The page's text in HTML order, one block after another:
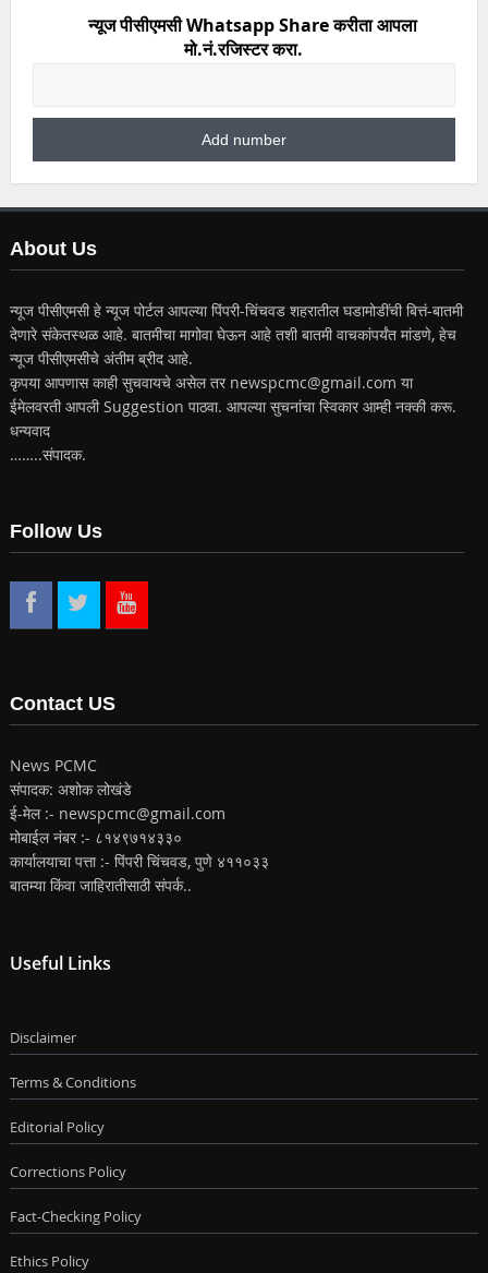
न्यूज पीसीएमसी Whatsapp Share करीता आपला
मो.नं.रजिस्टर करा.
About Us
न्यूज पीसीएमसी हे न्यूज पोर्टल आपल्या पिंपरी-चिंचवड शहरातील घडामोडींची बित्तं-बातमी
देणारे संकेतस्थळ आहे. बातमीचा मागोवा घेऊन आहे तशी बातमी वाचकांपर्यंत मांडणे, हेच
न्यूज पीसीएमसीचे अंतीम ब्रीद आहे.
कृपया आपणास काही सुचवायचे असेल तर newspcmc@gmail.com या
ईमेलवरती आपली Suggestion पाठवा. आपल्या सुचनांचा स्विकार आम्ही नक्की करू.
धन्यवाद
……..संपादक.
Follow Us
Contact US
News PCMC
संपादक: अशोक लोखंडे
ई-मेल :- newspcmc@gmail.com
मोबाईल नंबर :- ८१४९७१४३३०
कार्यालयाचा पत्ता :- पिंपरी चिंचवड, पुणे ४११०३३
बातम्या किंवा जाहिरातीसाठी संपर्क..
Useful Links
Disclaimer
Terms & Conditions
Editorial Policy
Corrections Policy
Fact-Checking Policy
Ethics Policy